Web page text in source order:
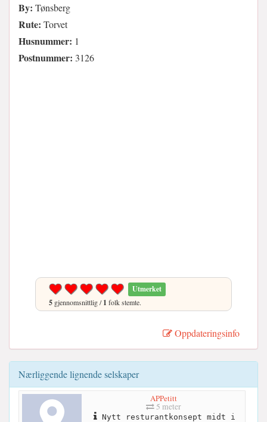
By: Tønsberg
Rute: Torvet
Husnummer: 1
Postnummer: 3126
Utmerket
5 gjennomsnittlig /1 folk stemte.
Oppdateringsinfo
Nærliggende lignende selskaper
APPetitt
5 meter
Nytt resturantkonsept midt i